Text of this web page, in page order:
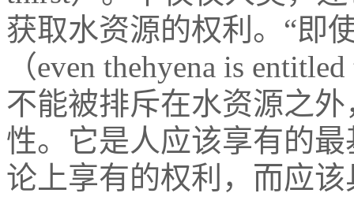
获取水资源的权利。“即
（even thehyena is
不能被排斥在水资源之
性。它是人应该享有的
论上享有的权利，而应